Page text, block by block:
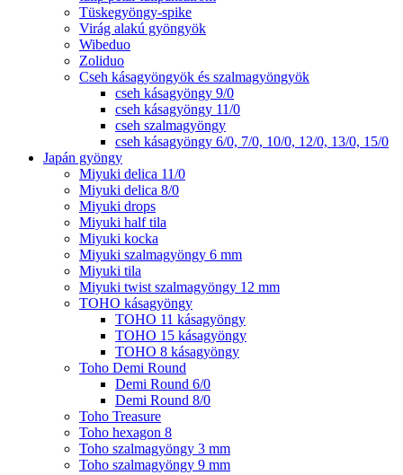
Tüskegyöngy-spike
Virág alakú gyöngyök
Wibeduo
Zoliduo
Cseh kásagyöngyök és szalmagyöngyök
cseh kásagyöngy 9/0
cseh kásagyöngy 11/0
cseh szalmagyöngy
cseh kásagyöngy 6/0, 7/0, 10/0, 12/0, 13/0, 15/0
Japán gyöngy
Miyuki delica 11/0
Miyuki delica 8/0
Miyuki drops
Miyuki half tila
Miyuki kocka
Miyuki szalmagyöngy 6 mm
Miyuki tila
Miyuki twist szalmagyöngy 12 mm
TOHO kásagyöngy
TOHO 11 kásagyöngy
TOHO 15 kásagyöngy
TOHO 8 kásagyöngy
Toho Demi Round
Demi Round 6/0
Demi Round 8/0
Toho Treasure
Toho hexagon 8
Toho szalmagyöngy 3 mm
Toho szalmagyöngy 9 mm